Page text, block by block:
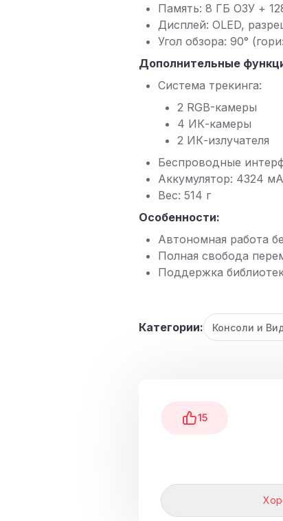
Память: 8 ГБ ОЗУ +
Дисплей: OLED,
Угол обзора: 90°
Дополнительные
Система трекинга:
2 RGB-камеры
4 ИК-камеры
2 ИК-излучателя
Беспроводные
Аккумулятор: 4324
Вес: 514 г
Особенности:
Автономная работа
Полная свобода
Поддержка
Категории: Консоли и
15